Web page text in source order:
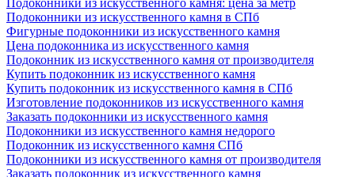
Подоконники из искусственного камня: цена за метр
Подоконники из искусственного камня в СПб
Фигурные подоконники из искусственного камня
Цена подоконника из искусственного камня
Подоконник из искусственного камня от производителя
Купить подоконник из искусственного камня
Купить подоконник из искусственного камня в СПб
Изготовление подоконников из искусственного камня
Заказать подоконники из искусственного камня
Подоконники из искусственного камня недорого
Подоконник из искусственного камня СПб
Подоконники из искусственного камня от производителя
Заказать подоконник из искусственного камня